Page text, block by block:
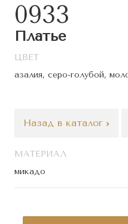
0933
Платье
ЦВЕТ
азалия, серо-голубой,
Назад в каталог
МАТЕРИАЛ
микадо